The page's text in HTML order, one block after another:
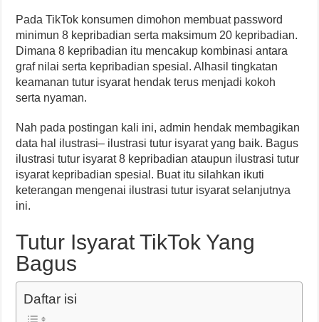
Pada TikTok konsumen dimohon membuat password
minimun 8 kepribadian serta maksimum 20 kepribadian.
Dimana 8 kepribadian itu mencakup kombinasi antara
graf nilai serta kepribadian spesial. Alhasil tingkatan
keamanan tutur isyarat hendak terus menjadi kokoh
serta nyaman.
Nah pada postingan kali ini, admin hendak membagikan
data hal ilustrasi– ilustrasi tutur isyarat yang baik. Bagus
ilustrasi tutur isyarat 8 kepribadian ataupun ilustrasi tutur
isyarat kepribadian spesial. Buat itu silahkan ikuti
keterangan mengenai ilustrasi tutur isyarat selanjutnya
ini.
Tutur Isyarat TikTok Yang
Bagus
Daftar isi